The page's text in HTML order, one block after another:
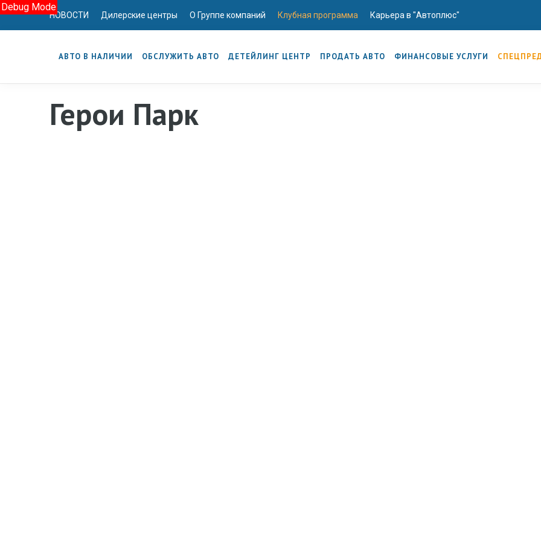
Debug Mode
НОВОСТИ Дилерские центры О Группе компаний Клубная программа Карьера в "Автоплюс"
АВТО В НАЛИЧИИ ОБСЛУЖИТЬ АВТО ДЕТЕЙЛИНГ ЦЕНТР ПРОДАТЬ АВТО ФИНАНСОВЫЕ УСЛУГИ
Герои Парк